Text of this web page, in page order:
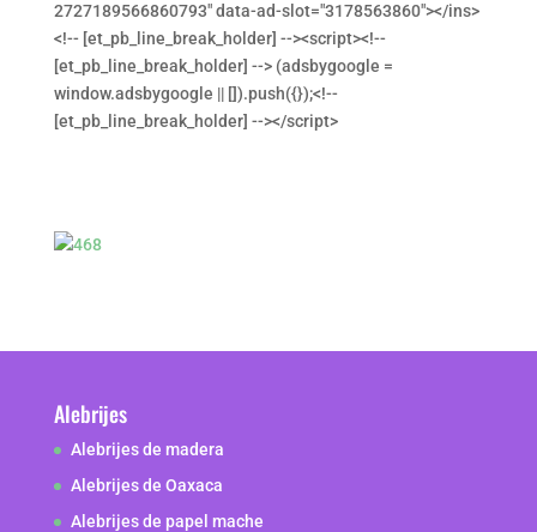
2727189566860793" data-ad-slot="3178563860"></ins>
<!-- [et_pb_line_break_holder] --><script><!--
[et_pb_line_break_holder] --> (adsbygoogle =
window.adsbygoogle || []).push({});<!--
[et_pb_line_break_holder] --></script>
Alebrijes
Alebrijes de madera
Alebrijes de Oaxaca
Alebrijes de papel mache